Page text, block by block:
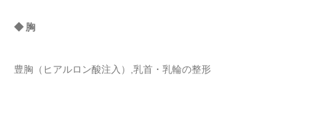
◆ 胸
豊胸（ヒアルロン酸注入）,乳首・乳輪の整形